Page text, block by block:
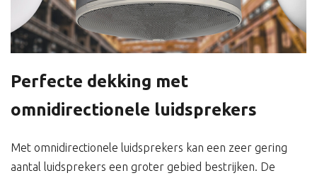
Perfecte dekking met
omnidirectionele luidsprekers
Met omnidirectionele luidsprekers kan een zeer gering
aantal luidsprekers een groter gebied bestrijken. De